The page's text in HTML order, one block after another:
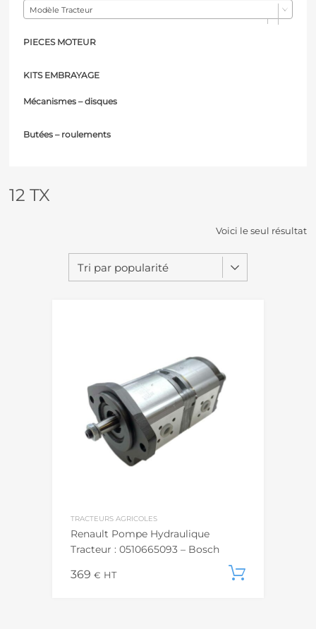
12 TX
Voici le seul résultat
TRACTEURS AGRICOLES
Renault Pompe Hydraulique
Tracteur : 0510665093 – Bosch
369 € HT
Modèle Tracteur
PIECES MOTEUR
KITS EMBRAYAGE
Mécanismes – disques
Butées – roulements